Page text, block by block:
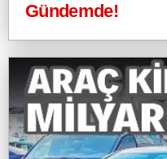
Gündemde!